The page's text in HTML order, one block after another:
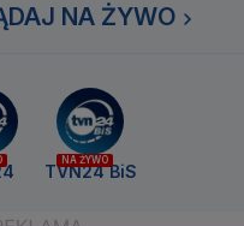
NA ŻYWO
NA ŻYWO
TVN24 BiS